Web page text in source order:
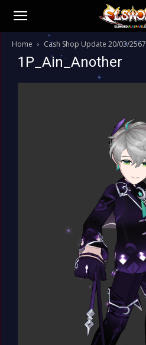
Home Cash Shop Update 20/03/2567
1P_Ain_Another